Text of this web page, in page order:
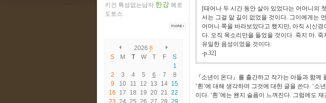
키건 특성없는남자 한강 헤로
도토스
2026 8
S
M T W T F
S
1
2
3 4 5 6 7
8
9
10 11 12 13 14 15
16
17 18 19 20 21 22
23 24 25 26 27 28 29
[태어나 두 시간 동안 살아 있었다는 어머니의
서는 그걸 알 길이 없었을 것이다. 그이에게는
어머니 쪽을 바라보았다고 했지만, 아직 시신경
다. 오직 목소리만을 들었을 것이다. 죽지 마. 죽
유일한 음성이었을 것이다.
-p.32]
『소년이 온다』 를 출간하고 작가는 아들과 함께
‘흰 ’에 대해 생각하며 그것에 대한 글을 쓴다. ‘소
이다. ‘흰 ’에는 왠지 슬픔이 느껴진다. 그럼에도 재